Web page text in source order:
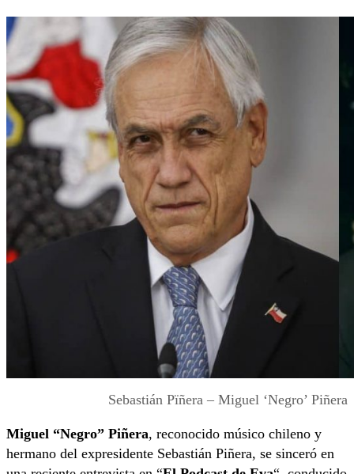
Sebastián Pïñera – Miguel ‘Negro’ Piñera
Miguel “Negro” Piñera, reconocido músico chileno y
hermano del expresidente Sebastián Piñera, se sinceró en